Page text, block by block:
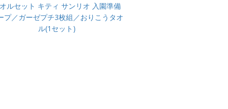
ルセット キティ サンリオ 入園準備
プ／ガーゼプチ3枚組／おりこうタオ
ル(1セット)